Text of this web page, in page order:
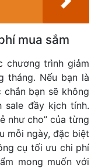
mua sắm
chương trình giảm
tháng. Nếu bạn là
chắn bạn sẽ không
sale đầy kịch tính.
như cho” của từng
mỗi ngày, đặc biệt
cụ tối ưu chi phí
mong muốn với